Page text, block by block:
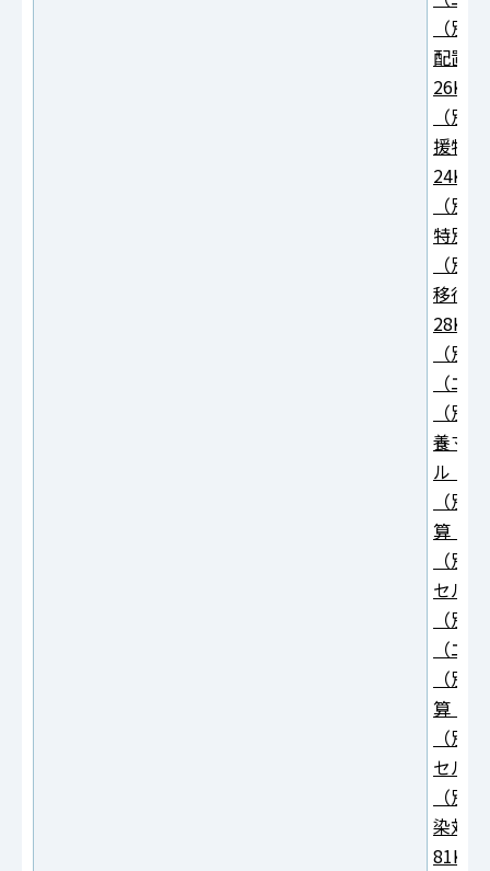
（別
配置
26KB
（別
援特
24KB
（別
特別
（別
移行
28KB
（別
（エ
（別
養マ
ル：
（別
算（
（別
セル
（別
（エ
（別
算（
（別
セル
（別
染対
81KB